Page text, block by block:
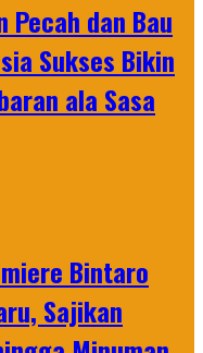
Pecah dan Bau
Sukses Bikin
ala Sasa
Bintaro
Sajikan